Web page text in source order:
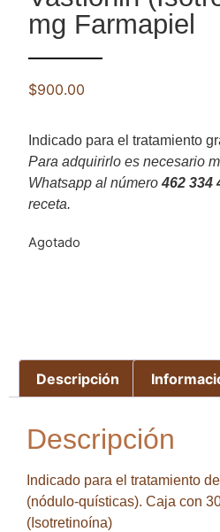
mg Farmapiel
$900.00
Indicado para el tratamiento
Para adquirirlo es necesario
Whatsapp al número462 334
receta.
Agotado
Descripción
Descripción
Indicado para el tratamiento
(nódulo-quísticas). Caja con
(Isotretinoína)